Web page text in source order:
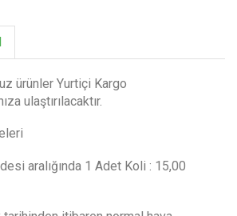
ürünler Yurtiçi Kargo
ulaştırılacaktır.
aralığında 1 Adet Koli : 15,00